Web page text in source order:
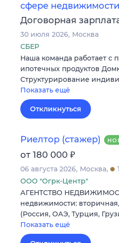
сфере недвижимости
Договорная
30 июля 2026 Москва
СБЕР
Наша команда работает с
ипотечных продуктов
Структурирование
Показать ещё
Откликнуться
Риелтор (стажер)
от 180 000 ₽
06 августа 2026 Москва
ООО "Огрк-Центр"
АГЕНТСТВО
недвижимости:
(Россия, ОАЭ, Турция,
Показать ещё